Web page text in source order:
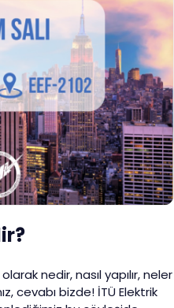
nedir, nasıl yapılır, neler
cevabı bizde! İTÜ Elektrik